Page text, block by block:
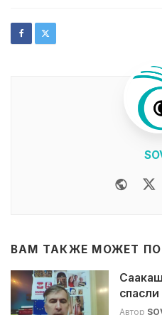
ВАМ ТАКЖЕ МОЖЕТ
Автор